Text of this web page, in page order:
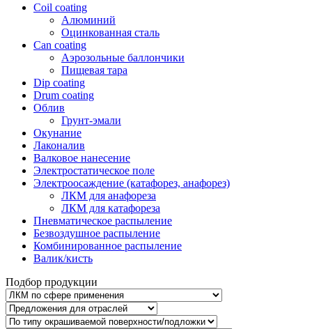
Coil coating
Алюминий
Оцинкованная сталь
Can coating
Аэрозольные баллончики
Пищевая тара
Dip coating
Drum coating
Облив
Грунт-эмали
Окунание
Лаконалив
Валковое нанесение
Электростатическое поле
Электроосаждение (катафорез, анафорез)
ЛКМ для анафореза
ЛКМ для катафореза
Пневматическое распыление
Безвоздушное распыление
Комбинированное распыление
Валик/кисть
Подбор продукции